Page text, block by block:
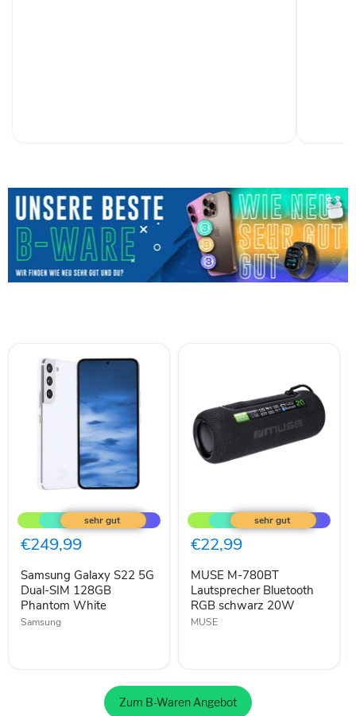
Galaxy
S22
5G
Dual-
128GB
Phantom
White
€249,99
Samsung Galaxy S22 5G
Dual-SIM 128GB
Phantom White
Samsung
M-
780BT
Lautsprecher
Bluetooth
schwarz
20W
€22,99
MUSE M-780BT
Lautsprecher Bluetooth
RGB schwarz 20W
MUSE
Zum B-Waren Angebot